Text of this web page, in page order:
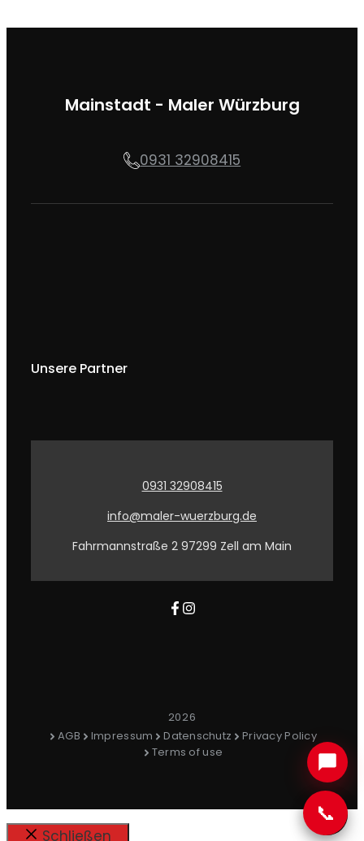
Mainstadt - Maler Würzburg
0931 32908415
Unsere Partner
0931 32908415
info@maler-wuerzburg.de
Fahrmannstraße 2 97299 Zell am Main
2026
AGB
Impressum Datenschutz
Privacy Policy
Terms of use
Schließen
📞